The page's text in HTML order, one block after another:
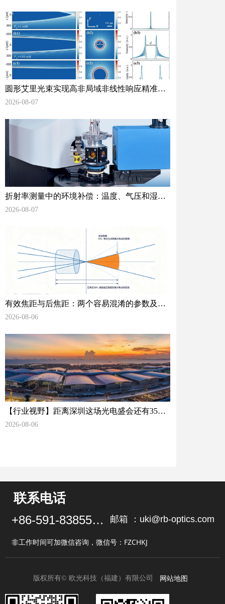
圆形艾里光束实现高非局域非线性响应精准测
量光学非线性检测再添新方法
2026-08-07
折射率测量中的环境补偿：温度、气压和湿度
如何影响你的数据
2026-08-07
有效焦距与后焦距：两个容易混淆的参数及其
工程差异
2026-08-06
【行业视野】距离深圳这场光电盛会还有35
天，光学检测赛道正在酝酿什么变化？
2026-08-06
邮箱 ：uki@rb-optics.com
+86-591-83855102
联系电话
非工作时间可加微信咨询，微信号：FZCHKJ
版权所有© 欧光科技（福建）有限公司 网站地图